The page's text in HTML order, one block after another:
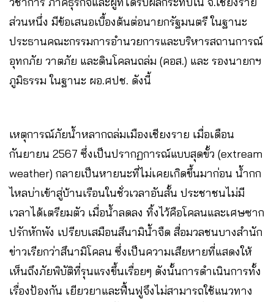
ส่วนหนึ่ง มีข้อเสนอเบื้องต้นต่อนายกรัฐมนตรี ในฐานะ
ประธานคณะกรรมการอำนวยการและบริหารสถานการณ์
อุทกภัย วาตภัย และดินโคลนถล่ม (คอส.) และ รองนายกฯ
ภูมิธรรม ในฐานะ ผอ.ศปช. ดังนี้
เหตุการณ์ภัยน้ำหลากถล่มเมืองเชียงราย เมื่อเดือน
กันยายน 2567 ซึ่งเป็นปรากฏการณ์แบบสุดขั้ว (extream
weather) กลายเป็นหายนะที่ไม่เคยเกิดขึ้นมาก่อน น้ำกก
ไหลบ่าเข้าสู่บ้านเรือนในชั่วเวลาอันสั้น ประชาชนไม่มี
เวลาได้เตรียมตัว เมื่อน้ำลดลง ทิ้งไว้คือโคลนและเศษซาก
ปรักหักพัง เปรียบเสมือนสึนามิน้ำจืด สื่อมวลชนบางสำนัก
ข่าวเรียกว่าสึนามิโคลน ซึ่งเป็นความเสียหายที่แสดงให้
เห็นถึงภัยพิบัติที่รุนแรงขึ้นเรื่อยๆ ดังนั้นการดำเนินการทั้ง
เรื่องป้องกัน เยียวยาและฟื้นฟูจึงไม่สามารถใช้แนวทาง